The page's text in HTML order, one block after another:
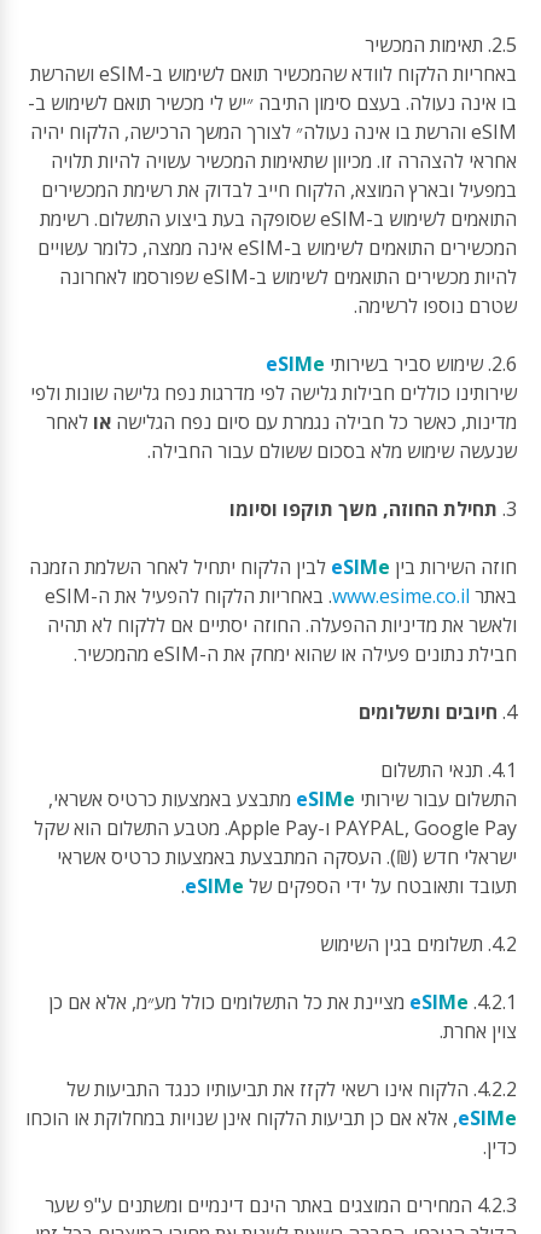
2.5. תאימות המכשיר
באחריות הלקוח לוודא שהמכשיר תואם לשימוש ב-eSIM ושהרשת
בו אינה נעולה. בעצם סימון התיבה ״יש לי מכשיר תואם לשימוש ב-
eSIM והרשת בו אינה נעולה״ לצורך המשך הרכישה, הלקוח יהיה
אחראי להצהרה זו. מכיוון שתאימות המכשיר עשויה להיות תלויה
במפעיל ובארץ המוצא, הלקוח חייב לבדוק את רשימת המכשירים
התואמים לשימוש ב-eSIM שסופקה בעת ביצוע התשלום. רשימת
המכשירים התואמים לשימוש ב-eSIM אינה ממצה, כלומר עשויים
להיות מכשירים התואמים לשימוש ב-eSIM שפורסמו לאחרונה
שטרם נוספו לרשימה.
2.6. שימוש סביר בשירותי
eSIMe
שירותינו כוללים חבילות גלישה לפי מדרגות נפח גלישה שונות ולפי
מדינות, כאשר כל חבילה נגמרת עם סיום נפח הגלישה או לאחר
שנעשה שימוש מלא בסכום ששולם עבור החבילה.
3. תחילת החוזה, משך תוקפו וסיומו
חוזה השירות בין eSIMe לבין הלקוח יתחיל לאחר השלמת הזמנה
באתר www.esime.co.il
. באחריות הלקוח להפעיל את ה-eSIM
ולאשר את מדיניות ההפעלה. החוזה יסתיים אם ללקוח לא תהיה
חבילת נתונים פעילה או שהוא ימחק את ה-eSIM מהמכשיר.
4. חיובים ותשלומים
4.1. תנאי התשלום
התשלום עבור שירותי eSIMe מתבצע באמצעות כרטיס אשראי,
PAYPAL, Google Pay ו-Apple Pay. מטבע התשלום הוא שקל
ישראלי חדש (₪). העסקה המתבצעת באמצעות כרטיס אשראי
תעובד ותאובטח על ידי הספקים של eSIMe
.
4.2. תשלומים בגין השימוש
4.2.1.
eSIMe מציינת את כל התשלומים כולל מע״מ, אלא אם כן
צוין אחרת.
4.2.2. הלקוח אינו רשאי לקזז את תביעותיו כנגד התביעות של
eSIMe, אלא אם כן תביעות הלקוח אינן שנויות במחלוקת או הוכחו
כדין.
4.2.3 המחירים המוצגים באתר הינם דינמיים ומשתנים ע"פ שער